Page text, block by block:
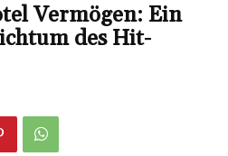
Vermögen: Ein
des Hit-